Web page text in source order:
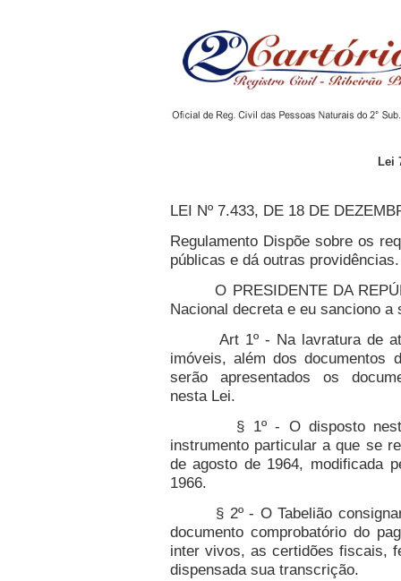
Lei
LEI Nº 7.433, DE 18 DE
Regulamento Dispõe sobre os
públicas e dá outras providências.
O PRESIDENTE DA
Nacional decreta e eu sanciono a
Art 1º - Na lavratura de
imóveis, além dos documentos
serão apresentados os
nesta Lei.
§ 1º - O disposto nesta
instrumento particular a que se
de agosto de 1964, modificada
1966.
§ 2º - O Tabelião
documento comprobatório do
inter vivos, as certidões fiscais,
dispensada sua transcrição.